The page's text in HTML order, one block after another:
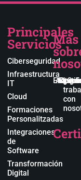
Principales
Servicios
Ciberseguridad
Infraestructura
IT
Cloud
Formaciones
Personalitzadas
Integraciones
de
Software
Transformación
Digital
Más
Blog
con